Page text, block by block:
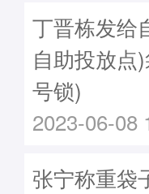
丁晋栋发给
自助投放点
号锁)
2023-06-08
张宁称重袋